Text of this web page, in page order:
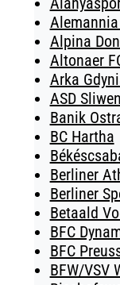
Alpina
Altonaer
Arka
ASD Sliwen
Banik
BC Hartha
Berliner
Berliner
Betaald
BFC
BFC
BFW/VSV